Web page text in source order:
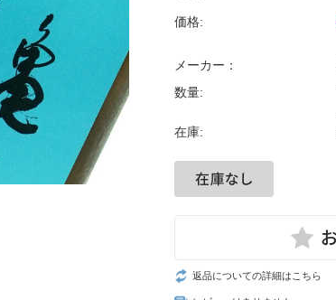
価格:
メーカー：
数量:
在庫:
返品についての詳細はこちら